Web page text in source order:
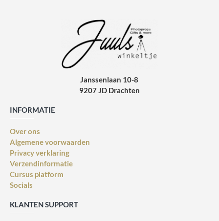
Janssenlaan 10-8
9207 JD Drachten
INFORMATIE
Over ons
Algemene voorwaarden
Privacy verklaring
Verzendinformatie
Cursus platform
Socials
KLANTEN SUPPORT